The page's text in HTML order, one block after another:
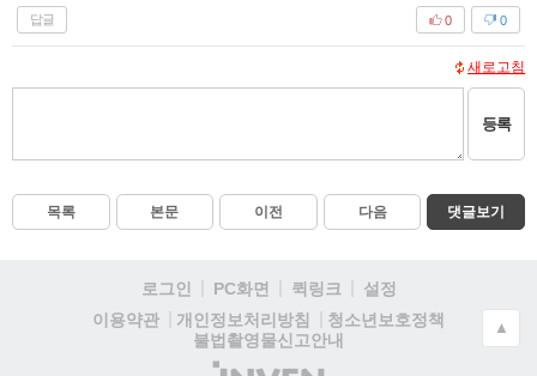
답글 0
0
새로고침
등록
목록 본문 이전 다음 댓글보기
로그인 PC화면 퀵링크
설정
이용약관
개인정보처리방침
청소년보호정책
불법촬영물신고안내
(주)
▲